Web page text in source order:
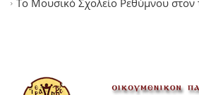
Το Μουσικό Σχολείο Ρεθύμνου στον